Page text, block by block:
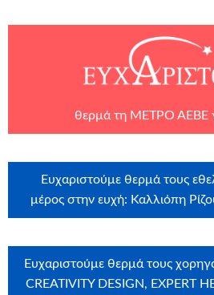
θερμά τη ΜΕΤΡΟ ΑΕΒΕ
Ευχαριστούμε θερμά τους
μέρος στην ευχή: Καλλιόπη
Ευχαριστούμε θερμά τους
CREATIVITY DESIGN, EXPERT